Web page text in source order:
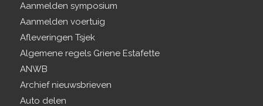
Aanmelden symposium
Aanmelden voertuig
Afleveringen Tsjek
Algemene regels Griene Estafette
ANWB
Archief nieuwsbrieven
Auto delen